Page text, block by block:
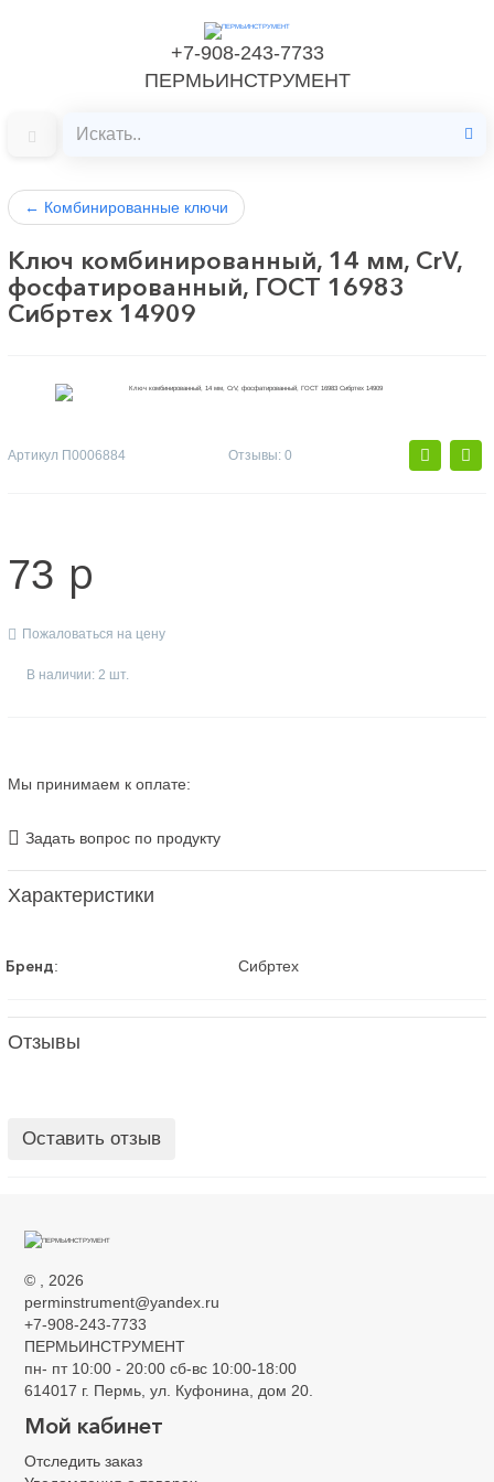
+7-908-243-7733
ПЕРМЬИНСТРУМЕНТ
← Комбинированные ключи
Ключ комбинированный, 14 мм, CrV,
фосфатированный, ГОСТ 16983
Сибртех 14909
Артикул П0006884 Отзывы: 0
73 p
Пожаловаться на цену
В наличии: 2 шт.
Мы принимаем к оплате:
Задать вопрос по продукту
Характеристики
Бренд: Сибртех
Отзывы
Оставить отзыв
©
, 2026
perminstrument@yandex.ru
+7-908-243-7733
ПЕРМЬИНСТРУМЕНТ
пн- пт 10:00 - 20:00 сб-вс 10:00-18:00
614017 г. Пермь, ул. Куфонина, дом 20.
Мой кабинет
Отследить заказСейчас недоступен